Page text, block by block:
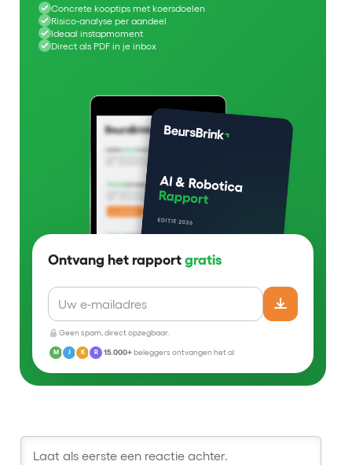
Concrete kooptips met koersdoelen
Risico-analyse per aandeel
Ideaal instapmoment
Direct als PDF in je inbox
Ontvang het rapport gratis
Geen spam, direct opzegbaar.
M J K R 15.000+ beleggers ontvangen het al